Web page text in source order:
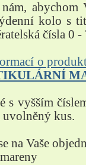
kolo s
čísla 0 -
o
s vyšším
uvolněný kus.
na Vaše